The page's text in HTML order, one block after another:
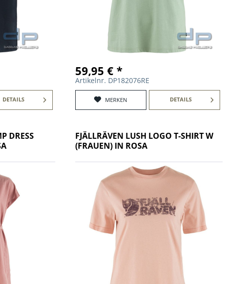
DETAILS
59,95 € *
Artikelnr. DP182076RE
MERKEN DETAILS
DRESS
FJÄLLRÄVEN LUSH LOGO T-SHIRT W
(FRAUEN) IN ROSA